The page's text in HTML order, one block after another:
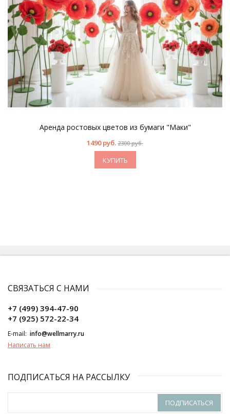
Аренда ростовых цветов из бумаги "Маки"
1490 руб. 2300 руб.
КУПИТЬ
СВЯЗАТЬСЯ С НАМИ
+7 (499) 394-47-90
+7 (925) 572-22-34
E-mail: info@wellmarry.ru
Написать нам
ПОДПИСАТЬСЯ НА РАССЫЛКУ
ПОДПИСАТЬСЯ